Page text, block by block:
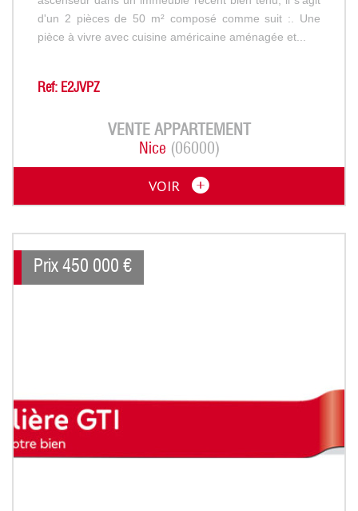
d'un 2 pièces de 50 m² composé comme suit :. Une
pièce à vivre avec cuisine américaine aménagée et...
Ref: E2JVPZ
VENTE APPARTEMENT
Nice (06000)
VOIR
Prix 450 000 €